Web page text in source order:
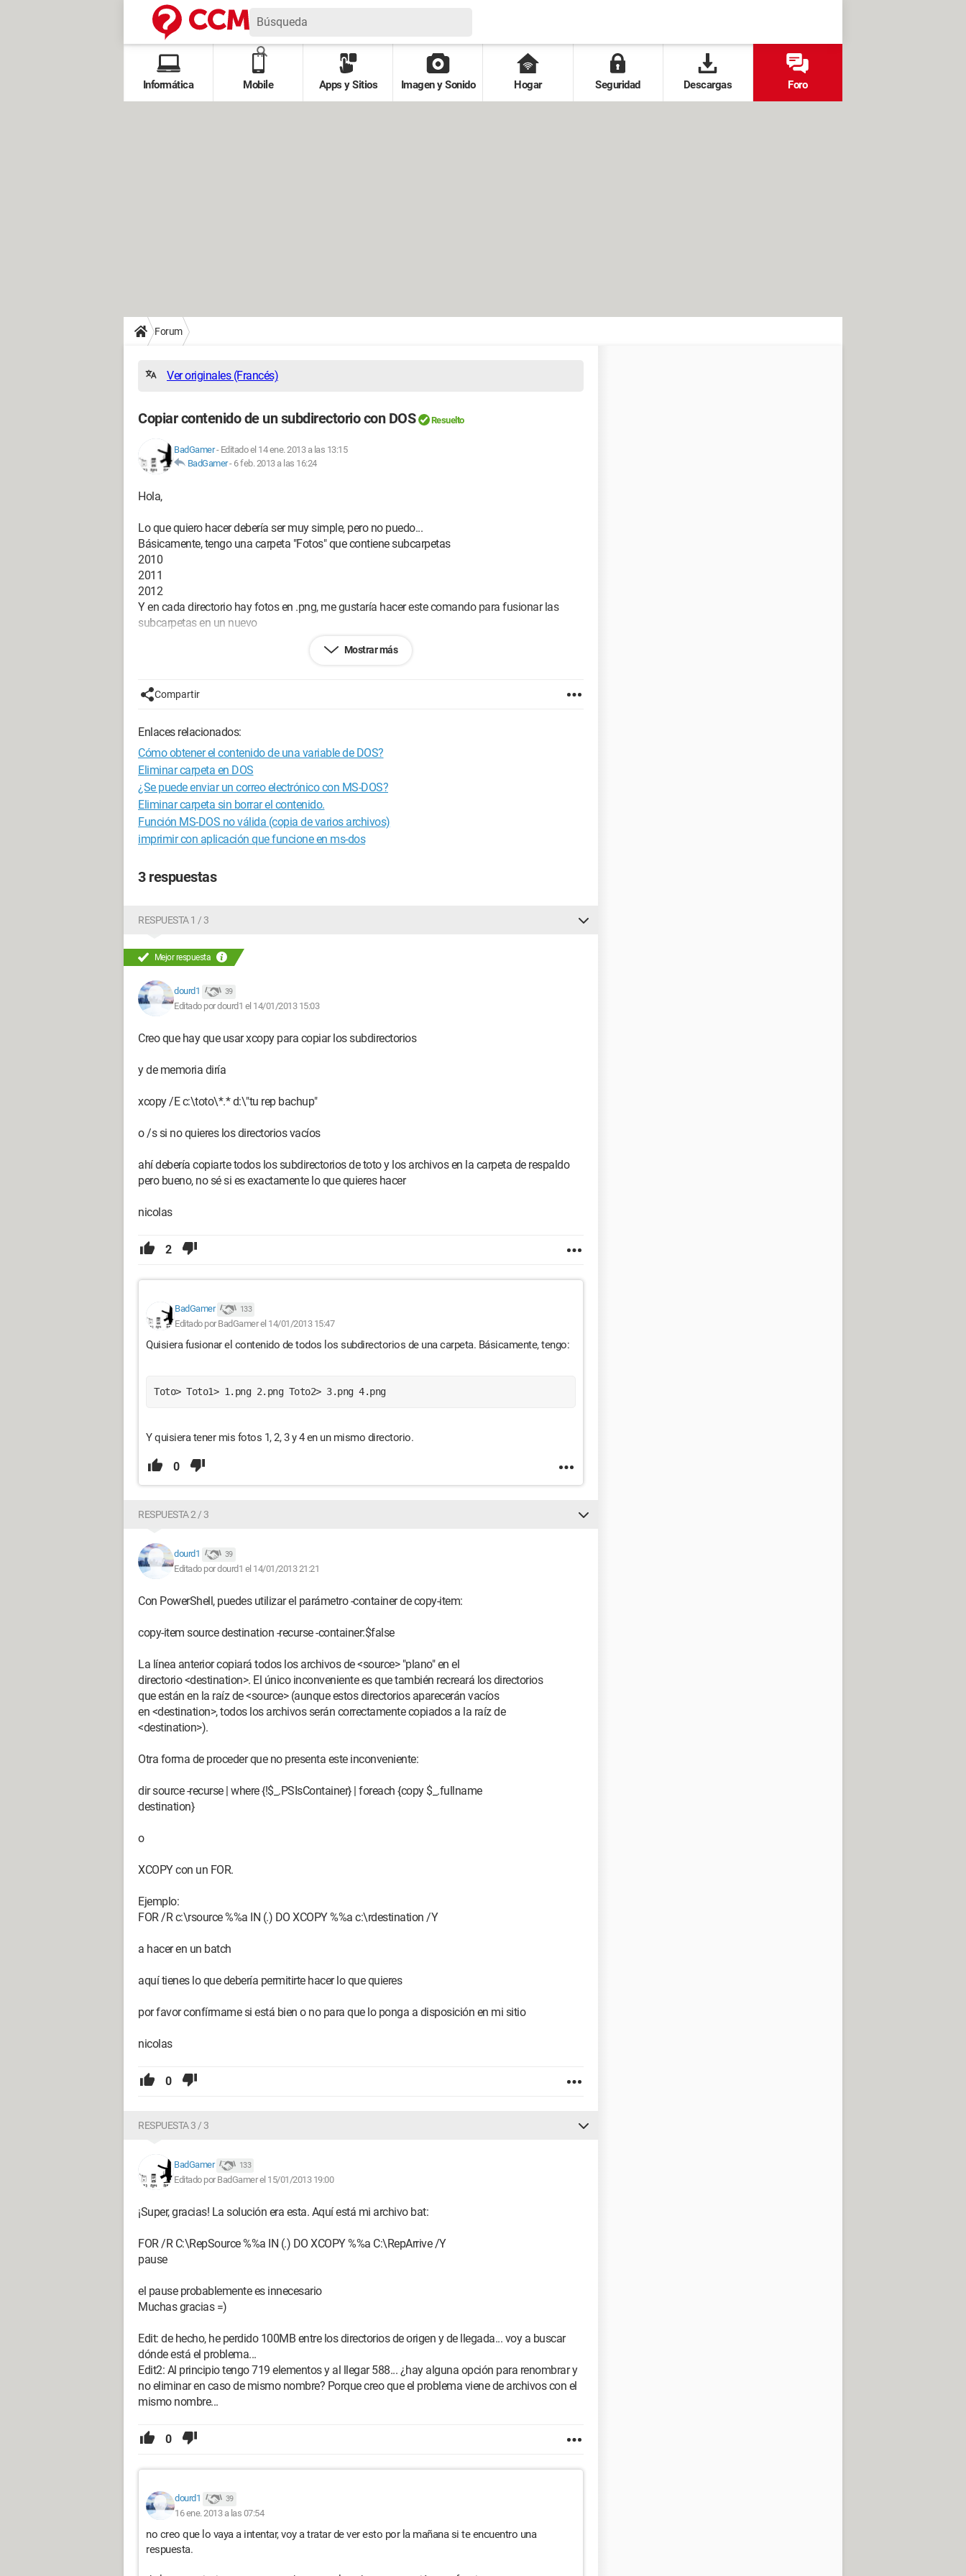
Informática Mobile Apps y Sitios Imagen y Sonido Hogar Seguridad Descargas Foro
Forum
Ver originales (Francés)
Copiar contenido de un subdirectorio con DOS Resuelto
BadGamer- Editado el 14 ene. 2013 a las 13:15
BadGamer- 6 feb. 2013 a las 16:24
Hola,
Lo que quiero hacer debería ser muy simple, pero no puedo...
Básicamente, tengo una carpeta "Fotos" que contiene subcarpetas
2010
2011
2012
Y en cada directorio hay fotos en .png, me gustaría hacer este comando para fusionar las
subcarpetas en un nuevo
idea? =)
Configuración:Windows 7 / Chrome 23.0.1271.97
Mostrar más
Compartir
Enlaces relacionados:
Cómo obtener el contenido de una variable de DOS?
Eliminar carpeta en DOS
¿Se puede enviar un correo electrónico con MS-DOS?
Eliminar carpeta sin borrar el contenido.
Función MS-DOS no válida (copia de varios archivos)
imprimir con aplicación que funcione en ms-dos
3 respuestas
RESPUESTA 1 / 3
Mejor respuesta
dourd1 39
Editado por dourd1 el 14/01/2013 15:03
Creo que hay que usar xcopy para copiar los subdirectorios
y de memoria diría
xcopy /E c:\toto\*.* d:\"tu rep bachup"
o /s si no quieres los directorios vacíos
ahí debería copiarte todos los subdirectorios de toto y los archivos en la carpeta de respaldo
pero bueno, no sé si es exactamente lo que quieres hacer
nicolas
2
BadGamer 133
Editado por BadGamer el 14/01/2013 15:47
Quisiera fusionar el contenido de todos los subdirectorios de una carpeta. Básicamente, tengo:
Toto> Toto1> 1.png 2.png Toto2> 3.png 4.png
Y quisiera tener mis fotos 1, 2, 3 y 4 en un mismo directorio.
0
RESPUESTA 2 / 3
dourd1 39
Editado por dourd1 el 14/01/2013 21:21
Con PowerShell, puedes utilizar el parámetro -container de copy-item:
copy-item source destination -recurse -container:$false
La línea anterior copiará todos los archivos de <source> "plano" en el
directorio <destination>. El único inconveniente es que también recreará los directorios
que están en la raíz de <source> (aunque estos directorios aparecerán vacíos
en <destination>, todos los archivos serán correctamente copiados a la raíz de
<destination>).
Otra forma de proceder que no presenta este inconveniente:
dir source -recurse | where {!$_.PSIsContainer} | foreach {copy $_.fullname
destination}
o
XCOPY con un FOR.
Ejemplo:
FOR /R c:\rsource %%a IN (.) DO XCOPY %%a c:\rdestination /Y
a hacer en un batch
aquí tienes lo que debería permitirte hacer lo que quieres
por favor confírmame si está bien o no para que lo ponga a disposición en mi sitio
nicolas
0
RESPUESTA 3 / 3
BadGamer 133
Editado por BadGamer el 15/01/2013 19:00
¡Super, gracias! La solución era esta. Aquí está mi archivo bat:
FOR /R C:\RepSource %%a IN (.) DO XCOPY %%a C:\RepArrive /Y
pause
el pause probablemente es innecesario
Muchas gracias =)
Edit: de hecho, he perdido 100MB entre los directorios de origen y de llegada... voy a buscar
dónde está el problema...
Edit2: Al principio tengo 719 elementos y al llegar 588... ¿hay alguna opción para renombrar y
no eliminar en caso de mismo nombre? Porque creo que el problema viene de archivos con el
mismo nombre...
0
dourd1 39
16 ene. 2013 a las 07:54
no creo que lo vaya a intentar, voy a tratar de ver esto por la mañana si te encuentro una
respuesta.